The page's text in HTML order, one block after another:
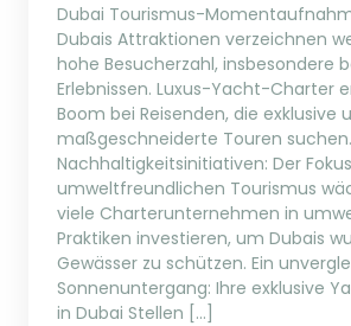
Dubai Tourismus-
Dubais Attraktionen verzeichnen
hohe Besucherzahl, insbesondere
Erlebnissen. Luxus-Yacht-Charter
Boom bei Reisenden, die exklusive
maßgeschneiderte Touren suchen.
Nachhaltigkeitsinitiativen: Der
umweltfreundlichen Tourismus
viele Charterunternehmen in
Praktiken investieren, um Dubais
Gewässer zu schützen. Ein
Sonnenuntergang: Ihre exklusive
in Dubai Stellen […]